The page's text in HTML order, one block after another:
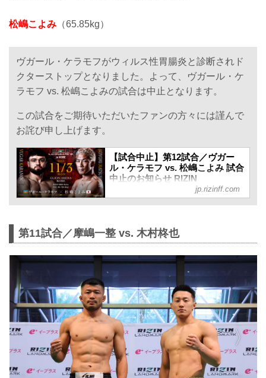
松嶋こよみ （65.85kg）
ヴガール・ケラモフがウィルス性胃腸炎と診断されド
クターストップとなりました。よって、ヴガール・ケ
ラモフ vs. 松嶋こよみの試合は中止となります。
この試合をご期待いただいたファンの方々には謹んで
お詫び申し上げます。
【試合中止】第12試合／ヴガー
ル・ケラモフ vs. 松嶋こよみ 試合
中止のお知らせ RIZIN
LANDMARK 12 in KOBE - RIZIN
FIGHTING FEDERATION オフィ
11月3日（月・祝）GLION ARENA
KOBEにて開催されるRIZIN
ヴガール・ケラモフ vs. 松嶋こよみ
は、ケラモフのドクターストップのた
め試合中止となりましたのでお知らせ
いたします。
ケラモフがウィルス性胃腸炎のためド
クターストップ
ヴガール・ケラモフがウィルス性胃腸
炎と診断されドクターストップとなり
ました。よって、ヴガール・ケラモフ
vs. 松嶋こよみの試合は中止となりま
す。
jp.rizinff.com
第11試合／摩嶋一整 vs. 木村柊也